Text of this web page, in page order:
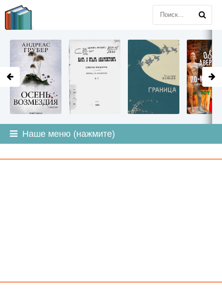
Наше меню (нажмите)
LITMIR.ORG